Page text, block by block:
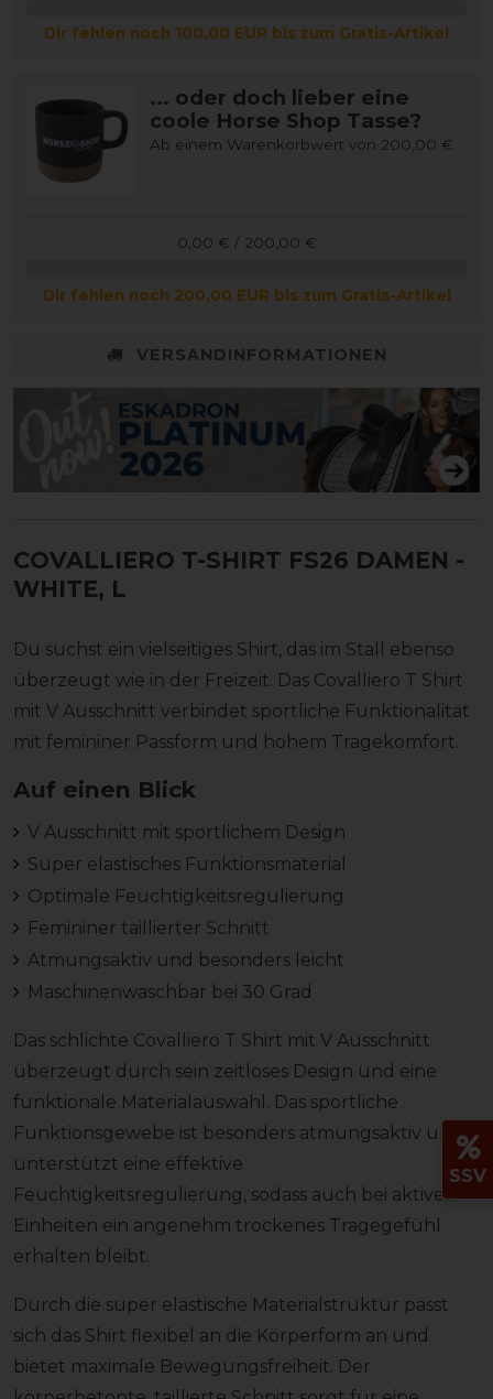
Dir fehlen noch 100,00 EUR bis zum Gratis-Artikel
... oder doch lieber eine
coole Horse Shop Tasse?
Ab einem Warenkorbwert von 200,00 €
0,00 € / 200,00 €
Dir fehlen noch 200,00 EUR bis zum Gratis-Artikel
VERSANDINFORMATIONEN
COVALLIERO T-SHIRT FS26 DAMEN -
WHITE, L
Du suchst ein vielseitiges Shirt, das im Stall ebenso
überzeugt wie in der Freizeit. Das Covalliero T Shirt
mit V Ausschnitt verbindet sportliche Funktionalität
mit femininer Passform und hohem Tragekomfort.
Auf einen Blick
V Ausschnitt mit sportlichem Design
Super elastisches Funktionsmaterial
Optimale Feuchtigkeitsregulierung
Femininer taillierter Schnitt
Atmungsaktiv und besonders leicht
Maschinenwaschbar bei 30 Grad
Das schlichte Covalliero T Shirt mit V Ausschnitt
überzeugt durch sein zeitloses Design und eine
funktionale Materialauswahl. Das sportliche
Funktionsgewebe ist besonders atmungsaktiv und
unterstützt eine effektive
Feuchtigkeitsregulierung, sodass auch bei aktiven
Einheiten ein angenehm trockenes Tragegefühl
erhalten bleibt.
Durch die super elastische Materialstruktur passt
sich das Shirt flexibel an die Körperform an und
bietet maximale Bewegungsfreiheit. Der
SSV